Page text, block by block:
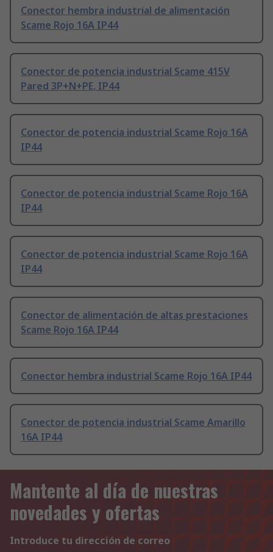
Conector hembra industrial de alimentación
Scame Rojo 16A IP44
Conector de potencia industrial Scame 415V
Pared 3P+N+PE, IP44
Conector de potencia industrial Scame Rojo 16A
IP44
Conector de potencia industrial Scame Rojo 16A
IP44
Conector de potencia industrial Scame Rojo 16A
IP44
Conector de alimentación de altas prestaciones
Scame Rojo 16A IP44
Conector hembra industrial Scame Rojo 16A IP44
Conector de potencia industrial Scame Amarillo
16A IP44
Mantente al día de nuestras
novedades y ofertas
Introduce tu dirección de correo